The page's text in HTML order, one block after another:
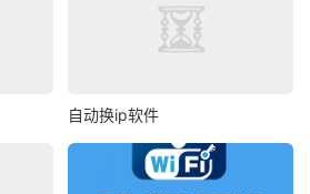
自动换ip软件